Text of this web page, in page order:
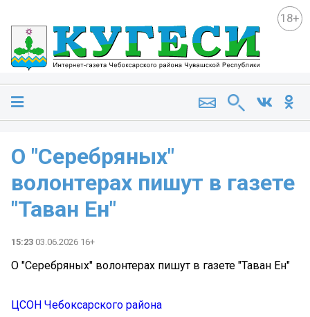
18+
О "Серебряных"
волонтерах пишут в газете
"Таван Ен"
15:23 03.06.2026 16+
О "Серебряных" волонтерах пишут в газете "Таван Ен"
ЦСОН Чебоксарского района